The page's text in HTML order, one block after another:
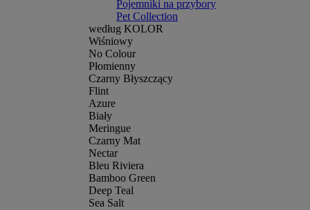
Pojemniki na przybory
Pet Collection
według KOLOR
Wiśniowy
No Colour
Płomienny
Czarny Błyszczący
Flint
Azure
Biały
Meringue
Czarny Mat
Nectar
Bleu Riviera
Bamboo Green
Deep Teal
Sea Salt